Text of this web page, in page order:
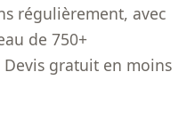
régulièrement, avec
de 750+
gratuit en moins